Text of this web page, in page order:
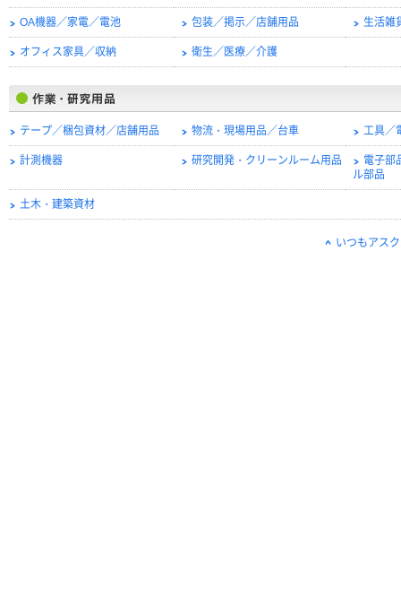
OA機器／家電／電池 包装／掲示／店舗用品 生活雑
オフィス家具／収納 衛生／医療／介護
テープ／梱包資材／店舗用品 物流・現場用品／台車 工具／
計測機器 研究開発・クリーンルーム用品
電子部
ル部品
土木・建築資材
いつもアス